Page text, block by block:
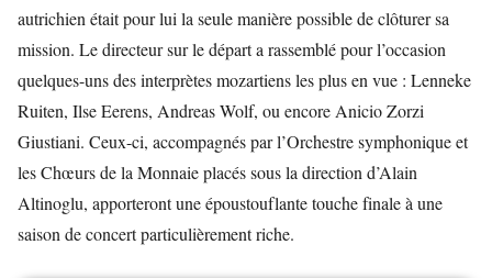
autrichien était pour lui la seule manière possible de clôturer sa
mission. Le directeur sur le départ a rassemblé pour l’occasion
quelques-uns des interprètes mozartiens les plus en vue : Lenneke
Ruiten, Ilse Eerens, Andreas Wolf, ou encore Anicio Zorzi
Giustiani. Ceux-ci, accompagnés par l’Orchestre symphonique et
les Chœurs de la Monnaie placés sous la direction d’Alain
Altinoglu, apporteront une époustouflante touche finale à une
saison de concert particulièrement riche.